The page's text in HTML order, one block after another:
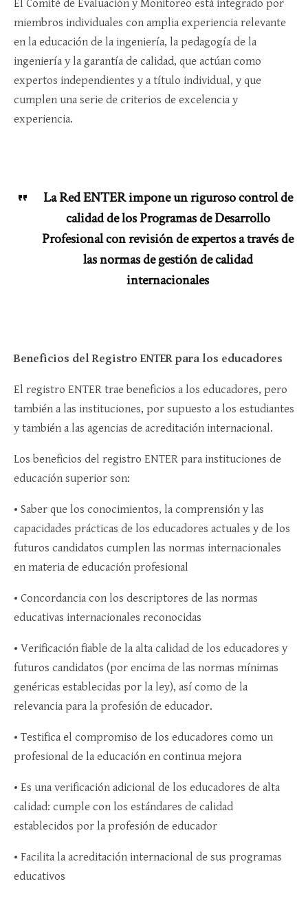
El Comité de Evaluación y Monitoreo está integrado por
miembros individuales con amplia experiencia relevante
en la educación de la ingeniería, la pedagogía de la
ingeniería y la garantía de calidad, que actúan como
expertos independientes y a título individual, y que
cumplen una serie de criterios de excelencia y
experiencia.
La Red ENTER impone un riguroso control de
calidad de los Programas de Desarrollo
Profesional con revisión de expertos a través de
las normas de gestión de calidad
internacionales
Beneficios del Registro ENTER para los educadores
El registro ENTER trae beneficios a los educadores, pero
también a las instituciones, por supuesto a los estudiantes
y también a las agencias de acreditación internacional.
Los beneficios del registro ENTER para instituciones de
educación superior son:
• Saber que los conocimientos, la comprensión y las
capacidades prácticas de los educadores actuales y de los
futuros candidatos cumplen las normas internacionales
en materia de educación profesional
• Concordancia con los descriptores de las normas
educativas internacionales reconocidas
• Verificación fiable de la alta calidad de los educadores y
futuros candidatos (por encima de las normas mínimas
genéricas establecidas por la ley), así como de la
relevancia para la profesión de educador.
• Testifica el compromiso de los educadores como un
profesional de la educación en continua mejora
• Es una verificación adicional de los educadores de alta
calidad: cumple con los estándares de calidad
establecidos por la profesión de educador
• Facilita la acreditación internacional de sus programas
educativos